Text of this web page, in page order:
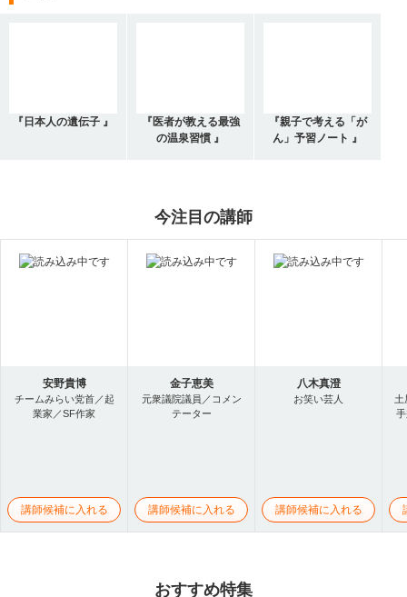
『日本人の遺伝子 』
『医者が教える最強
の温泉習慣 』
『親子で考える「が
ん」予習ノート 』
今注目の講師
安野貴博
チームみらい党首／起
業家／SF作家
講師候補に入れる
金子恵美
元衆議院議員／コメン
テーター
講師候補に入れる
八木真澄
お笑い芸人
講師候補に入れる
土
おすすめ特集